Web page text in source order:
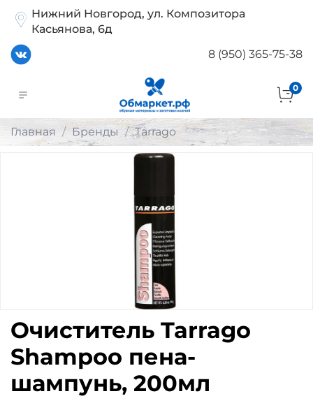
Нижний Новгород, ул. Композитора
Касьянова, 6д
8 (950) 365-75-38
0
Главная Бренды Tarrago
Очиститель Tarrago
Shampoo пена-
шампунь, 200мл